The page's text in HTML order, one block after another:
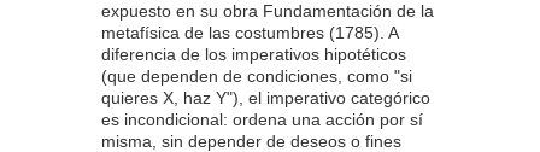
expuesto en su obra Fundamentación de la
metafísica de las costumbres (1785). A
diferencia de los imperativos hipotéticos
(que dependen de condiciones, como "si
quieres X, haz Y"), el imperativo categórico
es incondicional: ordena una acción por sí
misma, sin depender de deseos o fines